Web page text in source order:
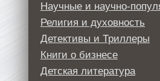
Научные и научно-
Религия и духовность
Детективы и Триллеры
Книги о бизнесе
Детская литература